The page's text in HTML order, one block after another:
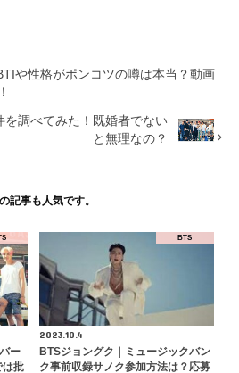
や性格がポンコツの噂は本当？動画
を調べてみた！既婚者でない
と無理なの？
記事も人気です。
ー
は批
BTS
2023.10.4
BTSジョングク｜ミュージックバン
ク事前収録サノク参加方法は？応募